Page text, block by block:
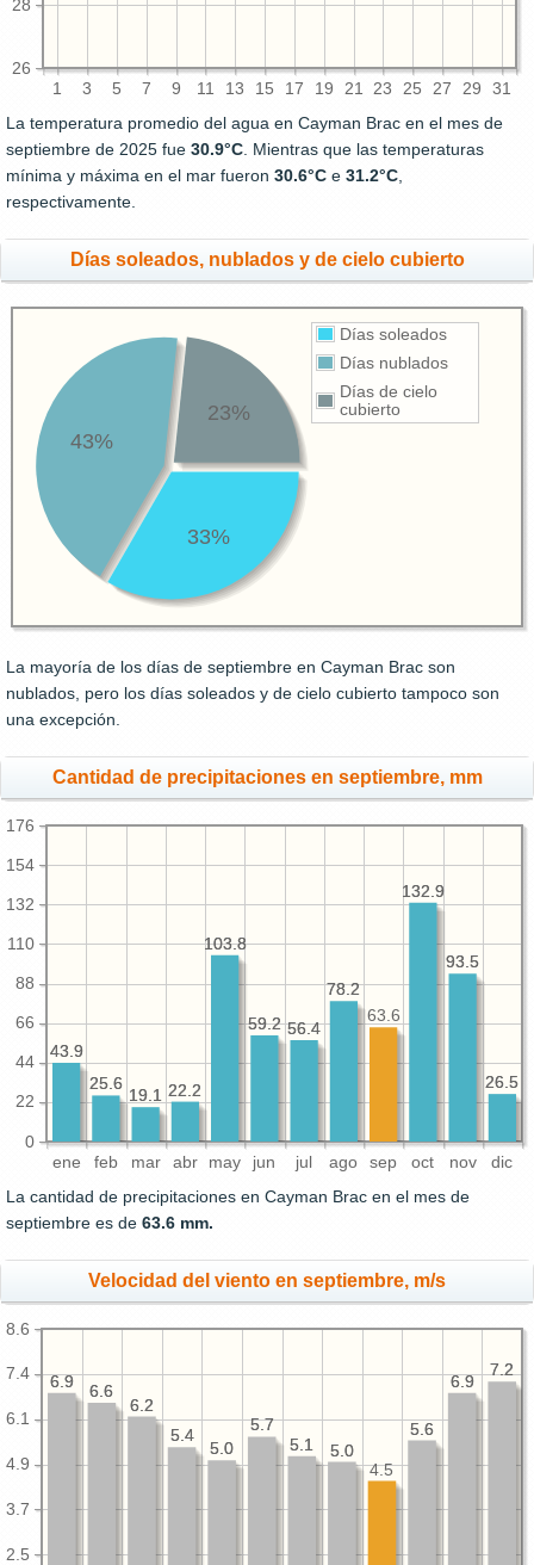
1 3 5 7 9 11 13 15 17 19 21 23 25 27 29 31
26
28
La temperatura promedio del agua en Cayman Brac en el mes de
septiembre de 2025 fue 30.9°C . Mientras que las temperaturas
mínima y máxima en el mar fueron 30.6°C e 31.2°C
respectivamente.
Días soleados, nublados y de cielo cubierto
Días soleados
Días nublados
Días de cielo
cubierto
33%
43%
23%
La mayoría de los días de septiembre en Cayman Brac son
nublados, pero los días soleados y de cielo cubierto tampoco son
una excepción.
Cantidad de precipitaciones en septiembre, mm
ene feb mar abr may jun jul ago sep oct nov dic
0
22
44
66
88
110
132
154
176
26.5
93.5
132.9
78.2
56.4
59.2
103.8
22.2
19.1
25.6
43.9
26.5
93.5
132.9
63.6
78.2
56.4
59.2
103.8
22.2
19.1
25.6
43.9
La cantidad de precipitaciones en Cayman Brac en el mes de
septiembre es de 63.6 mm.
Velocidad del viento en septiembre, m/s
2.5
3.7
4.9
6.1
7.4
8.6
7.2
6.9
5.6
5.0
5.1
5.7
5.0
5.4
6.2
6.6
6.9
7.2
6.9
5.6
4.5
5.0
5.1
5.7
5.0
5.4
6.2
6.6
6.9